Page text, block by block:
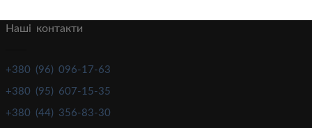
Наші контакти
+380 (96) 096-17-63
+380 (95) 607-15-35
+380 (44) 356-83-30